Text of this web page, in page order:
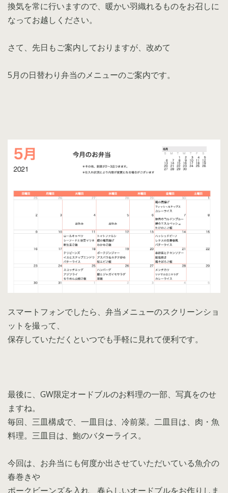
換気を常に行いますので、暖かい羽織れるものをお召しに
なってお越しください。
さて、先日もご案内しておりますが、改めて
5月の日替わり弁当のメニューのご案内です。
スマートフォンでしたら、弁当メニューのスクリーンショ
ットを撮って、
保存していただくといつでも手軽に見れて便利です。
最後に、GW限定オードブルのお料理の一部、写真をのせ
ますね。
毎回、三皿構成で、一皿目は、冷前菜。二皿目は、肉・魚
料理。三皿目は、鮑のバターライス。
今回は、お弁当にも何度か出させていただいている魚介の
春巻きや
ポークビーンズを入れ、春らしいオードブルをお作りしま